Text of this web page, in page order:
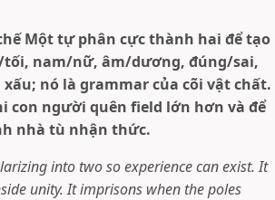
Một tự phân cực thành hai để tạo
nam/nữ, âm/dương, đúng/sai,
nó là grammar của cõi vật chất.
con người quên field lớn hơn và để
nhà tù nhận thức.
into two so experience can exist. It
unity. It imprisons when the poles